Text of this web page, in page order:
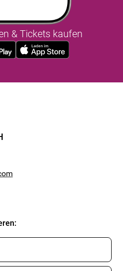
& Tickets kaufen
: